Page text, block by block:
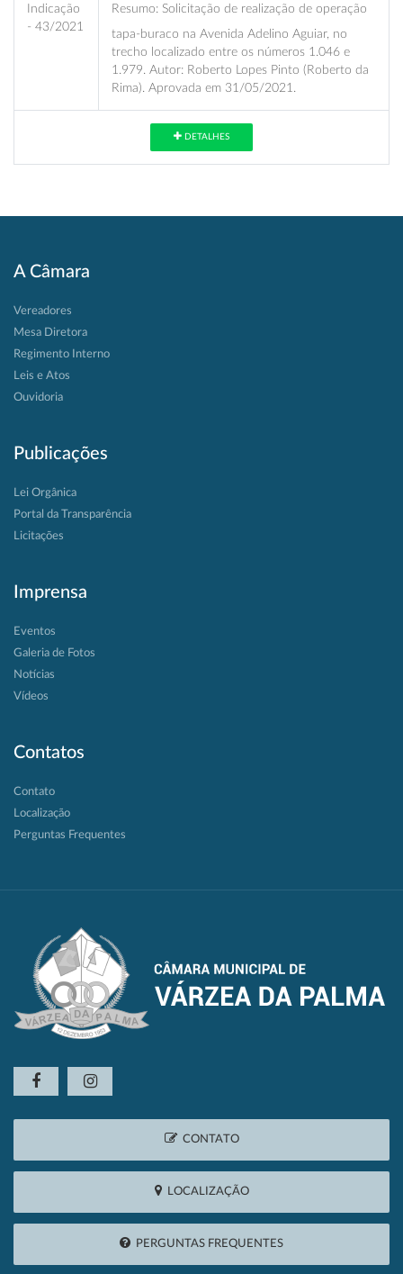
Indicação
- 43/2021
Resumo: Solicitação de realização de operação
tapa-buraco na Avenida Adelino Aguiar, no
trecho localizado entre os números 1.046 e
1.979. Autor: Roberto Lopes Pinto (Roberto da
Rima). Aprovada em 31/05/2021.
DETALHES
A Câmara
Vereadores
Mesa Diretora
Regimento Interno
Leis e Atos
Ouvidoria
Publicações
Lei Orgânica
Portal da Transparência
Licitações
Imprensa
Eventos
Galeria de Fotos
Notícias
Vídeos
Contatos
Contato
Localização
Perguntas Frequentes
CONTATO
LOCALIZAÇÃO
PERGUNTAS FREQUENTES